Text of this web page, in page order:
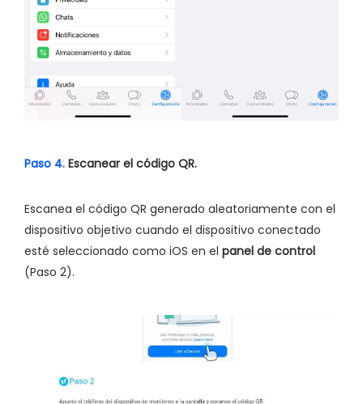
Paso 4. Escanear el código QR.
Escanea el código QR generado aleatoriamente con el
dispositivo objetivo cuando el dispositivo conectado
esté seleccionado como iOS en el panel de control
(Paso 2).